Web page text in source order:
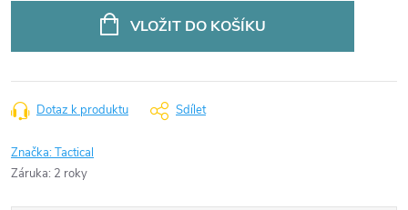
VLOŽIT DO KOŠÍKU
Dotaz k produktu Sdílet
Značka:Tactical
Záruka: 2 roky